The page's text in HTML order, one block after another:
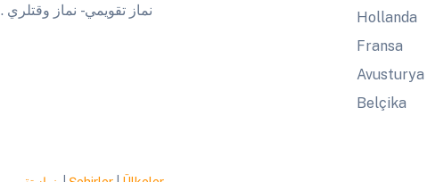
ve Aylık Ezan Saatleri . نماز تقويمي - نماز وقتلري
Hollanda
Fransa
Avusturya
Belçika